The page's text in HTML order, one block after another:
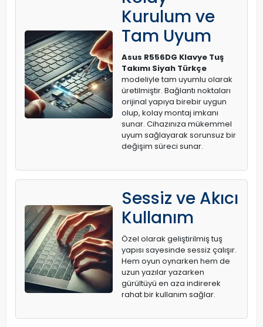
Kurulum ve
Tam Uyum
Asus R556DG Klavye Tuş
Takımı Siyah Türkçe
modeliyle tam uyumlu olarak
üretilmiştir. Bağlantı noktaları
orijinal yapıya birebir uygun
olup, kolay montaj imkanı
sunar. Cihazınıza mükemmel
uyum sağlayarak sorunsuz bir
değişim süreci sunar.
Sessiz ve Akıcı
Kullanım
Özel olarak geliştirilmiş tuş
yapısı sayesinde sessiz çalışır.
Hem oyun oynarken hem de
uzun yazılar yazarken
gürültüyü en aza indirerek
rahat bir kullanım sağlar.